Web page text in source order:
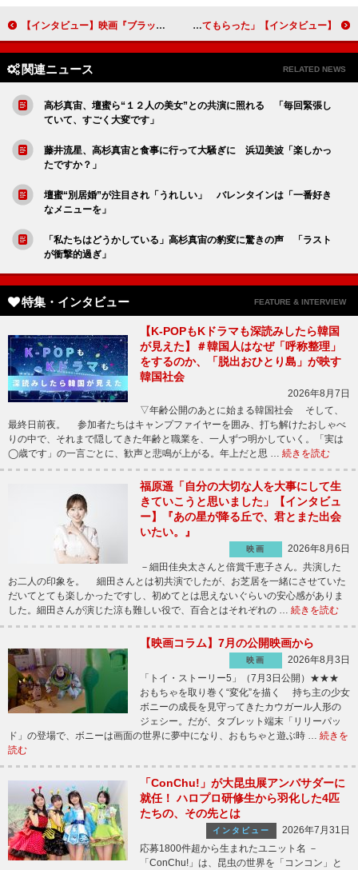
【インタビュー】映画『ブラック・ウィドウ』米倉涼子「これだけ長く続けられた作品は私にとっては宝物」 【インタビュー】舞台「ケムリ研究室no.２『砂の女』」仲村トオル コロナ禍で感じた芝居への思い「ありがたいことだと思い出させてもらった」
関連ニュース RELATED NEWS
高杉真宙、壇蜜ら“１２人の美女”との共演に照れる 「毎回緊張し
ていて、すごく大変です」
藤井流星、高杉真宙と食事に行って大騒ぎに 浜辺美波「楽しかっ
たですか？」
壇蜜“別居婚”が注目され「うれしい」 バレンタインは「一番好き
なメニューを」
「私たちはどうかしている」高杉真宙の豹変に驚きの声 「ラスト
が衝撃的過ぎ」
特集・インタビュー FEATURE & INTERVIEW
【K-POPもKドラマも深読みしたら韓国
が見えた】＃韓国人はなぜ「呼称整理」
をするのか、「脱出おひとり島」が映す
韓国社会
2026年8月7日
▽年齢公開のあとに始まる韓国社会 そして、
最終日前夜。 参加者たちはキャンプファイヤーを囲み、打ち解けたおしゃべ
りの中で、それまで隠してきた年齢と職業を、一人ずつ明かしていく。「実は
◯歳です」の一言ごとに、歓声と悲鳴が上がる。年上だと思 … 続きを読む
福原遥「自分の大切な人を大事にして生
きていこうと思いました」【インタビュ
ー】『あの星が降る丘で、君とまた出会
いたい。』
映画
2026年8月6日
－細田佳央太さんと倍賞千恵子さん。共演した
お二人の印象を。 細田さんとは初共演でしたが、お芝居を一緒にさせていた
だいてとても楽しかったですし、初めてとは思えないぐらいの安心感がありま
した。細田さんが演じた涼も難しい役で、百合とはそれぞれの … 続きを読む
【映画コラム】7月の公開映画から
映画
2026年8月3日
「トイ・ストーリー5」（7月3日公開）★★★
おもちゃを取り巻く“変化”を描く 持ち主の少女
ボニーの成長を見守ってきたカウガール人形の
ジェシー。だが、タブレット端末「リリーパッ
ド」の登場で、ボニーは画面の世界に夢中になり、おもちゃと遊ぶ時 … 続きを
読む
「ConChu!」が大昆虫展アンバサダーに
就任！ ハロプロ研修生から羽化した4匹
たちの、その先とは
インタビュー
2026年7月31日
応募1800件超から生まれたユニット名 －
「ConChu!」は、昆虫の世界を「コンコン」と